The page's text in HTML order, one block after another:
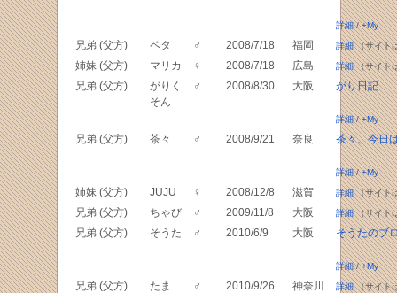
詳細/+My
兄弟 (父方) ペタ ♂ 2008/7/18 福岡 詳細（サイト
姉妹 (父方) マリカ ♀ 2008/7/18 広島 詳細（サイト
兄弟 (父方)
がりく
そん
♂ 2008/8/30 大阪 がり日記
詳細/+My
兄弟 (父方) 茶々 ♂ 2008/9/21 奈良 茶々、今日
詳細/+My
姉妹 (父方) JUJU ♀ 2008/12/8 滋賀 詳細（サイト
兄弟 (父方) ちゃび ♂ 2009/11/8 大阪 詳細（サイト
兄弟 (父方) そうた ♂ 2010/6/9 大阪 そうたのブ
詳細/+My
兄弟 (父方) たま ♂ 2010/9/26 神奈川 詳細（サイト